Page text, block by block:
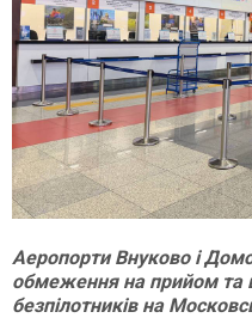
Аеропорти Внуково і
обмеження на прийом та
безпілотників на